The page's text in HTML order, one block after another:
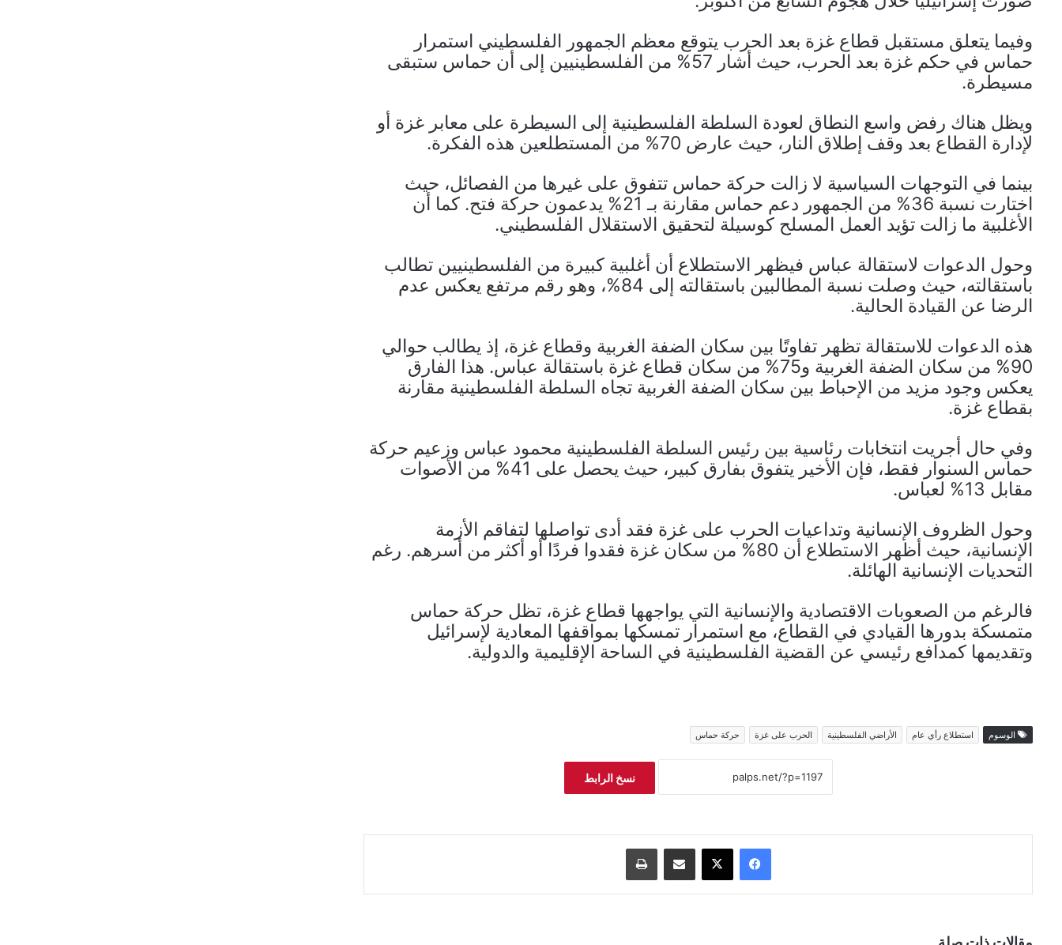
وفيما يتعلق مستقبل قطاع غزة بعد الحرب يتوقع معظم الجمهور الفلسطيني استمرار
حماس في حكم غزة بعد الحرب، حيث أشار 57% من الفلسطينيين إلى أن حماس ستبقى
مسيطرة.
ويظل هناك رفض واسع النطاق لعودة السلطة الفلسطينية إلى السيطرة على معابر غزة أو
لإدارة القطاع بعد وقف إطلاق النار، حيث عارض 70% من المستطلعين هذه الفكرة.
بينما في التوجهات السياسية لا زالت حركة حماس تتفوق على غيرها من الفصائل، حيث
اختارت نسبة 36% من الجمهور دعم حماس مقارنة بـ 21% يدعمون حركة فتح. كما أن
الأغلبية ما زالت تؤيد العمل المسلح كوسيلة لتحقيق الاستقلال الفلسطيني.
وحول الدعوات لاستقالة عباس فيظهر الاستطلاع أن أغلبية كبيرة من الفلسطينيين تطالب
باستقالته، حيث وصلت نسبة المطالبين باستقالته إلى 84%، وهو رقم مرتفع يعكس عدم
الرضا عن القيادة الحالية.
هذه الدعوات للاستقالة تظهر تفاوتًا بين سكان الضفة الغربية وقطاع غزة، إذ يطالب حوالي
90% من سكان الضفة الغربية و75% من سكان قطاع غزة باستقالة عباس. هذا الفارق
يعكس وجود مزيد من الإحباط بين سكان الضفة الغربية تجاه السلطة الفلسطينية مقارنة
بقطاع غزة.
وفي حال أجريت انتخابات رئاسية بين رئيس السلطة الفلسطينية محمود عباس وزعيم حركة
حماس السنوار فقط، فإن الأخير يتفوق بفارق كبير، حيث يحصل على 41% من الأصوات
مقابل 13% لعباس.
وحول الظروف الإنسانية وتداعيات الحرب على غزة فقد أدى تواصلها لتفاقم الأزمة
الإنسانية، حيث أظهر الاستطلاع أن 80% من سكان غزة فقدوا فردًا أو أكثر من أسرهم. رغم
التحديات الإنسانية الهائلة.
فالرغم من الصعوبات الاقتصادية والإنسانية التي يواجهها قطاع غزة، تظل حركة حماس
متمسكة بدورها القيادي في القطاع، مع استمرار تمسكها بمواقفها المعادية لإسرائيل
وتقديمها كمدافع رئيسي عن القضية الفلسطينية في الساحة الإقليمية والدولية.
الوسوم استطلاع رأي عام الأراضي الفلسطينية الحرب على غزة حركة حماس
نسخ الرابط
فيسبوك ‫X مشاركة عبر البريد طباعة